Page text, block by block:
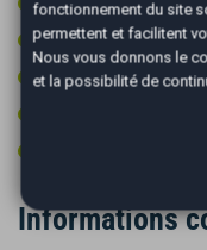
Vitres surteintées
Volant cuir
Informations
fonctionnement du site
permettent et facilitent
Nous vous donnons le
et la possibilité de